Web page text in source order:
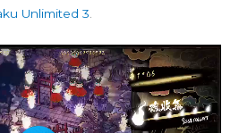
Unlimited 3.